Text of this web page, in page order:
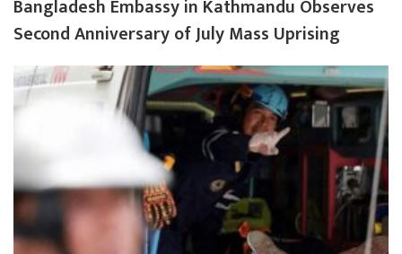
Bangladesh Embassy in Kathmandu Observes
Second Anniversary of July Mass Uprising